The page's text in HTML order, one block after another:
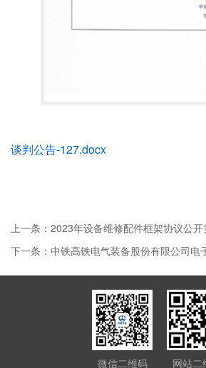
谈判公告-127.docx
上一条：2023年设备维修配件框架协议公
下一条：中铁高铁电气装备股份有限公司电
微信二维码 网站二